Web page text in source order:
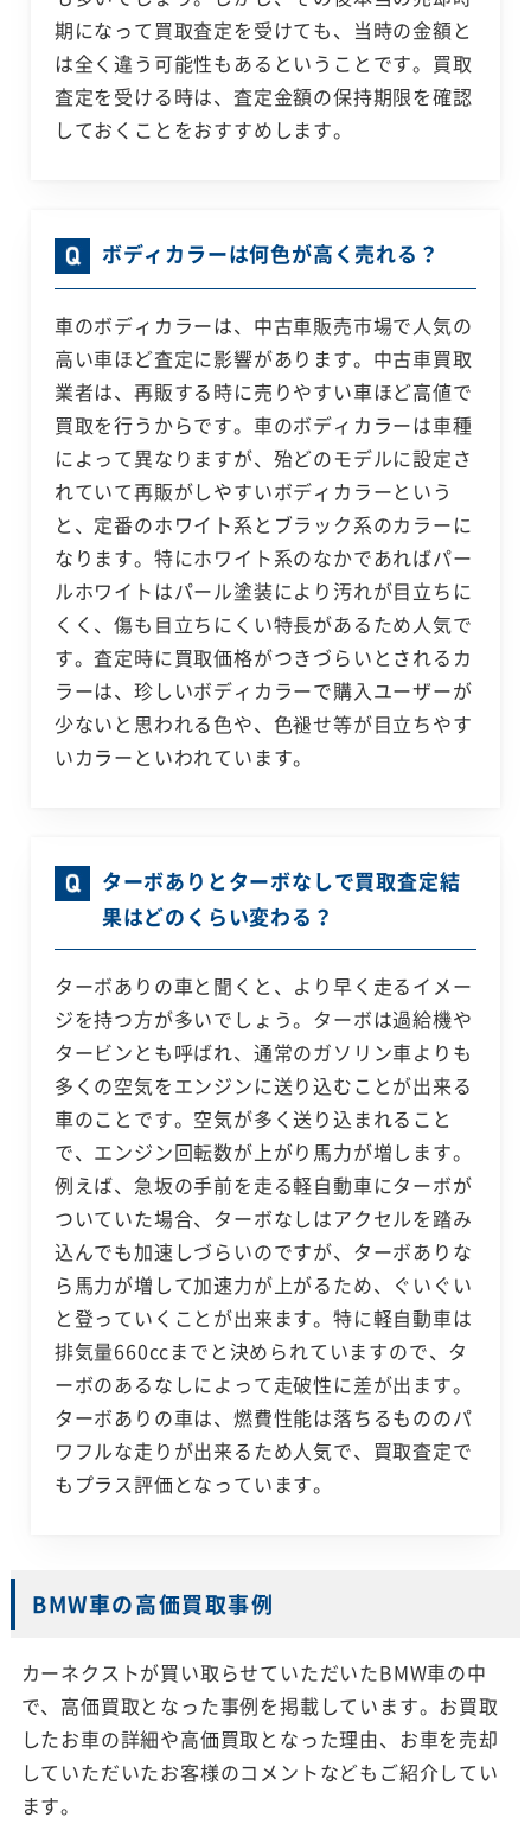
期になって買取査定を受けても、当時の金額と
は全く違う可能性もあるということです。買取
査定を受ける時は、査定金額の保持期限を確認
しておくことをおすすめします。
ボディカラーは何色が高く売れる？
車のボディカラーは、中古車販売市場で人気の
高い車ほど査定に影響があります。中古車買取
業者は、再販する時に売りやすい車ほど高値で
買取を行うからです。車のボディカラーは車種
によって異なりますが、殆どのモデルに設定さ
れていて再販がしやすいボディカラーという
と、定番のホワイト系とブラック系のカラーに
なります。特にホワイト系のなかであればパー
ルホワイトはパール塗装により汚れが目立ちに
くく、傷も目立ちにくい特長があるため人気で
す。査定時に買取価格がつきづらいとされるカ
ラーは、珍しいボディカラーで購入ユーザーが
少ないと思われる色や、色褪せ等が目立ちやす
いカラーといわれています。
ターボありとターボなしで買取査定結
果はどのくらい変わる？
ターボありの車と聞くと、より早く走るイメー
ジを持つ方が多いでしょう。ターボは過給機や
タービンとも呼ばれ、通常のガソリン車よりも
多くの空気をエンジンに送り込むことが出来る
車のことです。空気が多く送り込まれること
で、エンジン回転数が上がり馬力が増します。
例えば、急坂の手前を走る軽自動車にターボが
ついていた場合、ターボなしはアクセルを踏み
込んでも加速しづらいのですが、ターボありな
ら馬力が増して加速力が上がるため、ぐいぐい
と登っていくことが出来ます。特に軽自動車は
排気量660ccまでと決められていますので、タ
ーボのあるなしによって走破性に差が出ます。
ターボありの車は、燃費性能は落ちるもののパ
ワフルな走りが出来るため人気で、買取査定で
もプラス評価となっています。
BMW車の高価買取事例
カーネクストが買い取らせていただいたBMW車の中
で、高価買取となった事例を掲載しています。お買取
したお車の詳細や高価買取となった理由、お車を売却
していただいたお客様のコメントなどもご紹介してい
ます。